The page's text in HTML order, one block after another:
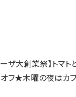
ーザ大創業祭】トマ
フ★木曜の夜はカプ